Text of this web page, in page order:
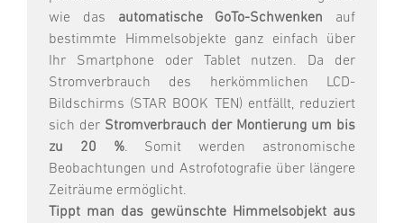
wie das automatische GoTo-Schwenken auf
bestimmte Himmelsobjekte ganz einfach über
Ihr Smartphone oder Tablet nutzen. Da der
Stromverbrauch des herkömmlichen LCD-
Bildschirms (STAR BOOK TEN) entfällt, reduziert
sich der Stromverbrauch der Montierung um bis
zu 20 %. Somit werden astronomische
Beobachtungen und Astrofotografie über längere
Zeiträume ermöglicht.
Tippt man das gewünschte Himmelsobjekt aus